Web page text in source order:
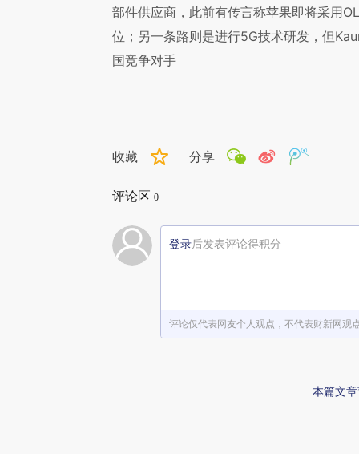
部件供应商，此前有传言称苹果即将采用
位；另一条路则是进行5G技术研发，但
国竞争对手
收藏 分享
评论区 0
登录后发表评论得积分
评论仅代表网友个人观点，不代表财新网观
本篇文